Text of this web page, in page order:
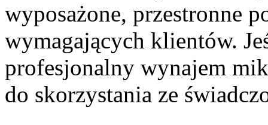
wyposażone, przestronne
wymagających klientów.
profesjonalny wynajem
do skorzystania ze